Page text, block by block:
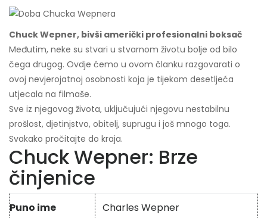
Chuck Wepner, bivši američki profesionalni boksač
Međutim, neke su stvari u stvarnom životu bolje od bilo
čega drugog. Ovdje ćemo u ovom članku razgovarati o
ovoj nevjerojatnoj osobnosti koja je tijekom desetljeća
utjecala na filmaše.
Sve iz njegovog života, uključujući njegovu nestabilnu
prošlost, djetinjstvo, obitelj, suprugu i još mnogo toga.
Svakako pročitajte do kraja.
Chuck Wepner: Brze
činjenice
Puno ime Charles Wepner